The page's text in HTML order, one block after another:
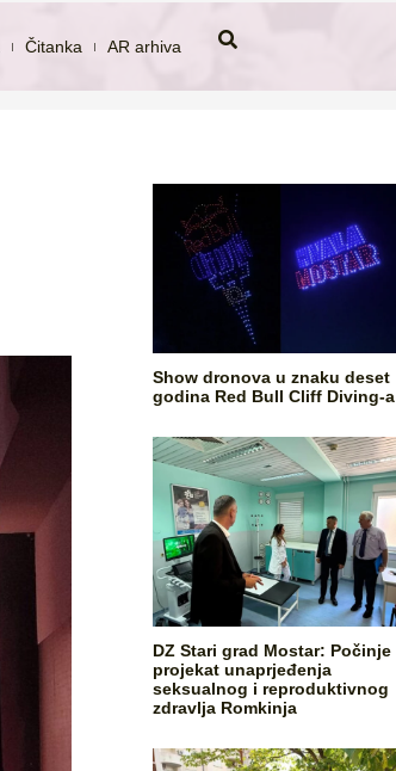
Čitanka AR arhiva
Show dronova u znaku deset
godina Red Bull Cliff Diving-a
DZ Stari grad Mostar: Počinje
projekat unaprjeđenja
seksualnog i reproduktivnog
zdravlja Romkinja